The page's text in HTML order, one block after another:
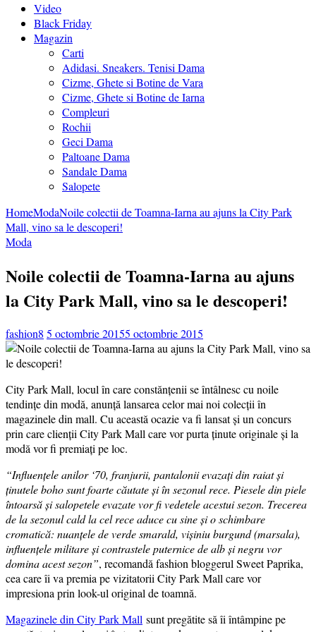
Video
Black Friday
Magazin
Carti
Adidasi. Sneakers. Tenisi Dama
Cizme, Ghete si Botine de Vara
Cizme, Ghete si Botine de Iarna
Compleuri
Rochii
Geci Dama
Paltoane Dama
Sandale Dama
Salopete
HomeModaNoile colectii de Toamna-Iarna au ajuns la City Park
Mall, vino sa le descoperi!
Moda
Noile colectii de Toamna-Iarna au ajuns
la City Park Mall, vino sa le descoperi!
fashion8 5 octombrie 20155 octombrie 2015
City Park Mall, locul în care constănțenii se întâlnesc cu noile
tendințe din modă, anunță lansarea celor mai noi colecții în
magazinele din mall. Cu această ocazie va fi lansat și un concurs
prin care clienții City Park Mall care vor purta ținute originale și la
modă vor fi premiați pe loc.
“Influențele anilor ‘70, franjurii, pantalonii evazați din raiat și
ținutele boho sunt foarte căutate și în sezonul rece. Piesele din piele
întoarsă și salopetele evazate vor fi vedetele acestui sezon. Trecerea
de la sezonul cald la cel rece aduce cu sine și o schimbare
cromatică: nuanțele de verde smarald, vișiniu burgund (marsala),
influențele militare și contrastele puternice de alb și negru vor
domina acest sezon”, recomandă fashion bloggerul Sweet Paprika,
cea care îi va premia pe vizitatorii City Park Mall care vor
impresiona prin look-ul original de toamnă.
Magazinele din City Park Mall sunt pregătite să îi întâmpine pe